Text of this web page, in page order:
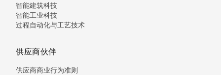
智能建筑科技
智能工业科技
过程自动化与工艺技术
供应商伙伴
供应商商业行为准则